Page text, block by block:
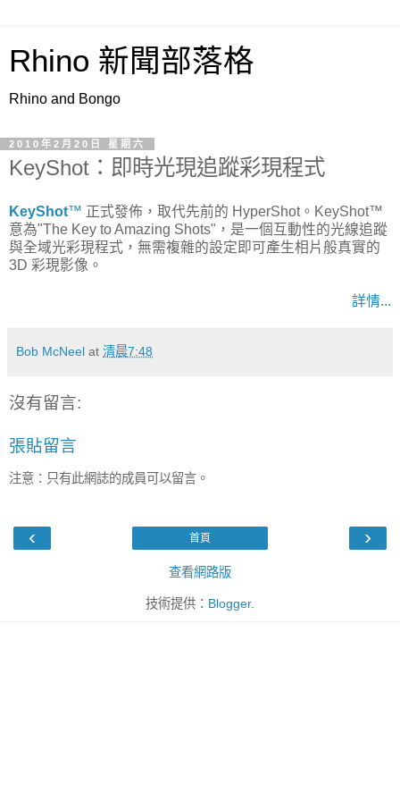
Rhino 新聞部落格
Rhino and Bongo
2010年2月20日 星期六
KeyShot：即時光現追蹤彩現程式
KeyShot™ 正式發佈，取代先前的 HyperShot。KeyShot™
意為"The Key to Amazing Shots"，是一個互動性的光線追蹤
與全域光彩現程式，無需複雜的設定即可產生相片般真實的
3D 彩現影像。
詳情...
Bob McNeel at 清晨7:48
沒有留言:
張貼留言
注意：只有此網誌的成員可以留言。
‹ ›
首頁
查看網路版
技術提供： Blogger.